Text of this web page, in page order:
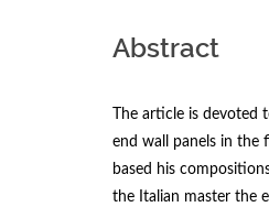
Abstract
The article is
end wall panels in the
based his
the Italian master the